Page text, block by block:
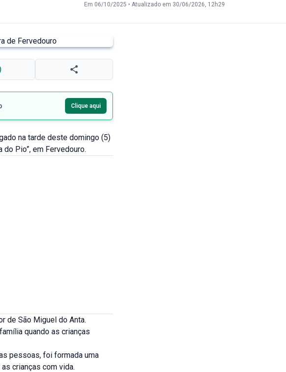
Em 06/10/2025 • Atualizado em 30/06/2026, 12h29
Clique aqui
na tarde deste domingo (5)
Pio”, em Fervedouro.
de São Miguel do Anta.
quando as crianças
pessoas, foi formada uma
crianças com vida.